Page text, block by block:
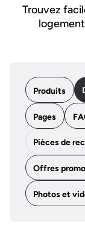
Trouvez
Produits
Pages
Pièces de
Offres
Photos et